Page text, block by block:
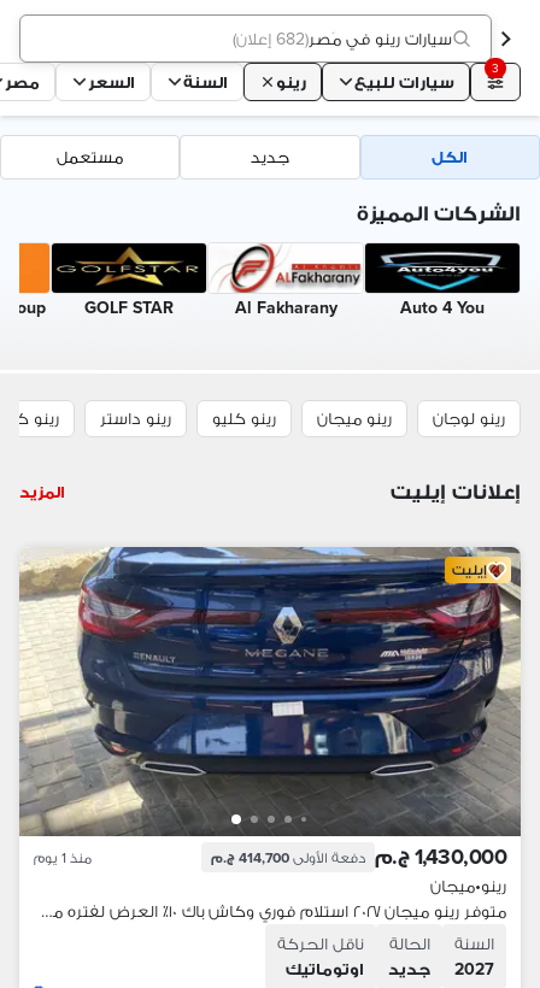
سيارات رينو في مَصر(682 إعلان )
3
سيارات للبيع رينو السنة السعر مصر
الكل جديد مستعمل
الشركات المميزة
Auto 4 You
Al Fakharany
GOLF STAR
رينو لوجان رينو ميجان رينو كليو رينو داستر رينو
إعلانات إيليت المزيد
إيليت
1,430,000 ج.م دفعة الأولى 414,700 ج.م منذ 1 يوم
رينو•ميجان
متوفر رينو ميجان ٢٠٢٧ استلام فوري وكاش باك ١٠٪؜ العرض لفتره محدوده
السنة
2027
الحالة
جديد
ناقل الحركة
اوتوماتيك